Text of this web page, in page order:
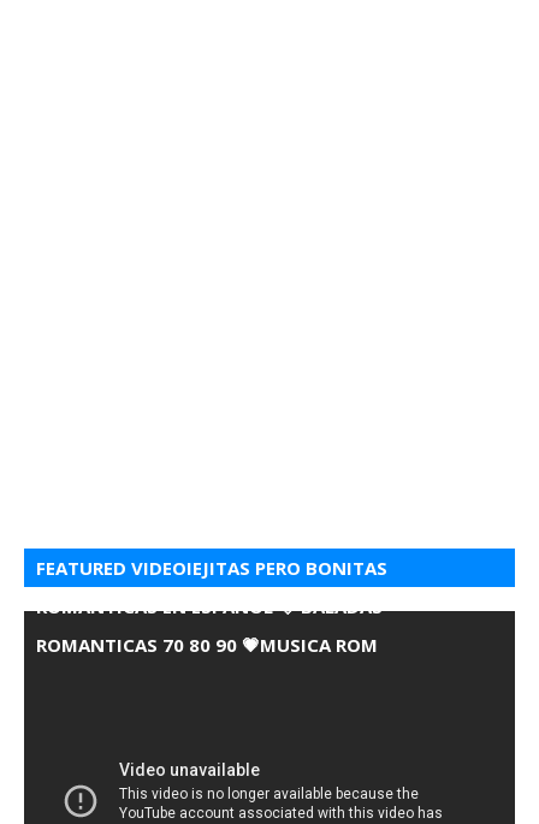
FEATURED VIDEOIEJITAS PERO BONITAS
ROMANTICAS EN ESPANOL 💘 BALADAS
ROMANTICAS 70 80 90 💗MUSICA ROM